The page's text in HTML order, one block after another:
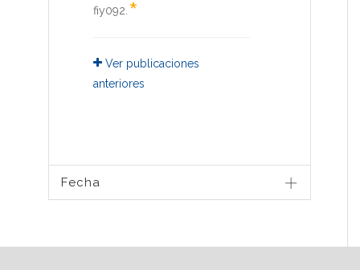
fiy092 *
Ver publicaciones
anteriores
Fecha